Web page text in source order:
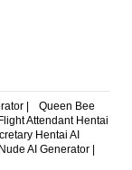
|
Queen Bee
Flight Attendant Hentai
Hentai AI
AI Generator |